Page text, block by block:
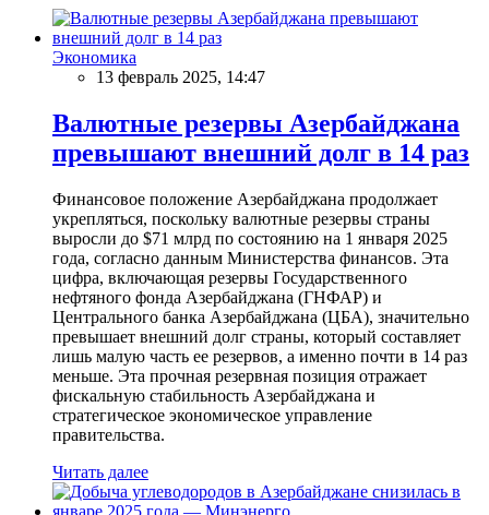
Экономика
13 февраль 2025, 14:47
Валютные резервы Азербайджана
превышают внешний долг в 14 раз
Финансовое положение Азербайджана продолжает
укрепляться, поскольку валютные резервы страны
выросли до $71 млрд по состоянию на 1 января 2025
года, согласно данным Министерства финансов. Эта
цифра, включающая резервы Государственного
нефтяного фонда Азербайджана (ГНФАР) и
Центрального банка Азербайджана (ЦБА), значительно
превышает внешний долг страны, который составляет
лишь малую часть ее резервов, а именно почти в 14 раз
меньше. Эта прочная резервная позиция отражает
фискальную стабильность Азербайджана и
стратегическое экономическое управление
правительства.
Читать далее